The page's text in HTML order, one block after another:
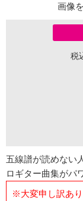
画像
税
五線譜が読めない
ロギター曲集がパ
※大変申し訳あ